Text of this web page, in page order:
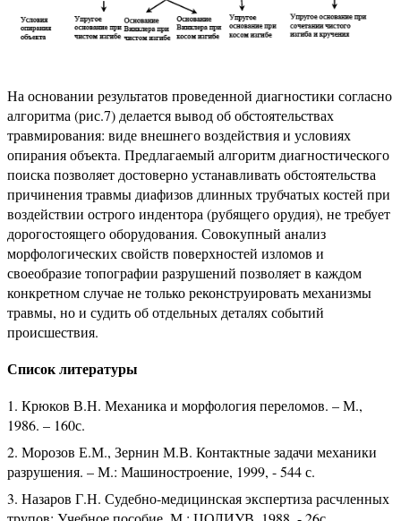
На основании результатов проведенной диагностики согласно
алгоритма (рис.7) делается вывод об обстоятельствах
травмирования: виде внешнего воздействия и условиях
опирания объекта. Предлагаемый алгоритм диагностического
поиска позволяет достоверно устанавливать обстоятельства
причинения травмы диафизов длинных трубчатых костей при
воздействии острого индентора (рубящего орудия), не требует
дорогостоящего оборудования. Совокупный анализ
морфологических свойств поверхностей изломов и
своеобразие топографии разрушений позволяет в каждом
конкретном случае не только реконструировать механизмы
травмы, но и судить об отдельных деталях событий
происшествия.
Список литературы
Крюков В.Н. Механика и морфология переломов. – М.,
1986. – 160с.
Морозов Е.М., Зернин М.В. Контактные задачи механики
разрушения. – М.: Машиностроение, 1999, - 544 с.
Назаров Г.Н. Судебно-медицинская экспертиза расчленных